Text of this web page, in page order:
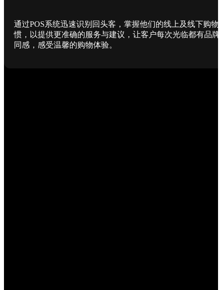
通过POS系统迅速识别回头客，掌握他们的线上及线下购物
惯，以提供更准确的服务与建议，让客户每次光临都有品牌
同感，感受温馨的购物体验。